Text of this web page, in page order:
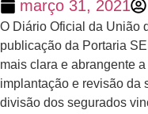
março 31, 2021
O Diário Oficial da União
publicação da Portaria
mais clara e abrangente
implantação e revisão da
divisão dos segurados